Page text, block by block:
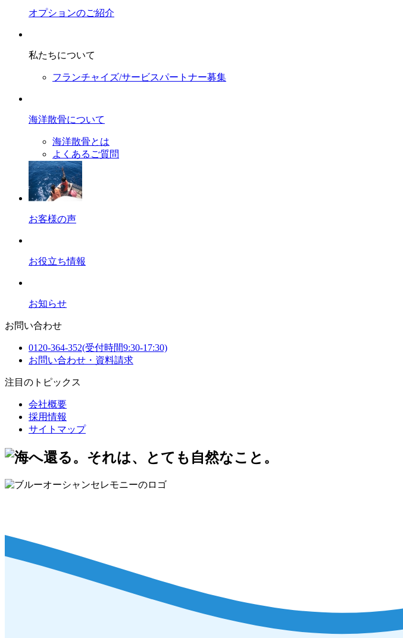
オプションのご紹介
私たちについて
フランチャイズ/サービスパートナー募集
海洋散骨について
海洋散骨とは
よくあるご質問
お客様の声
お役立ち情報
お知らせ
お問い合わせ
0120-364-352(受付時間9:30-17:30)
お問い合わせ・資料請求
注目のトピックス
会社概要
採用情報
サイトマップ